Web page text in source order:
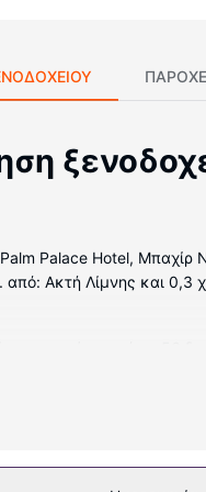
Palace Hotel, Μπαχίρ
Ακτή Λίμνης και 0,3
και κουρτίνες